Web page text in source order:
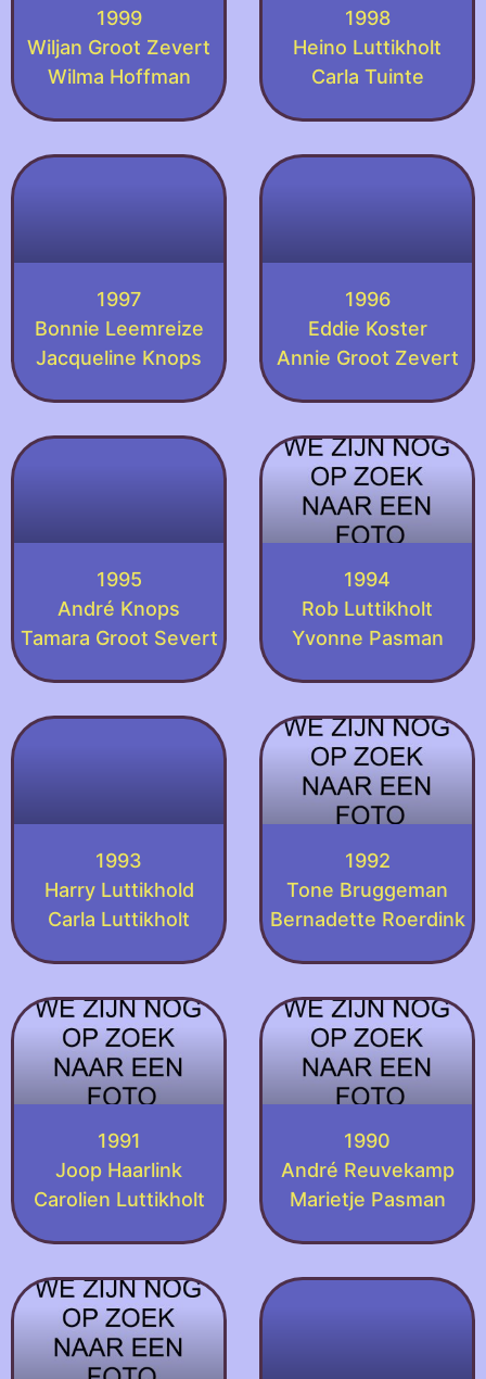
1999
Wiljan Groot Zevert
Wilma Hoffman
1998
Heino Luttikholt
Carla Tuinte
1997
Bonnie Leemreize
Jacqueline Knops
1996
Eddie Koster
Annie Groot Zevert
1995
André Knops
Tamara Groot Severt
1994
Rob Luttikholt
Yvonne Pasman
1993
Harry Luttikhold
Carla Luttikholt
1992
Tone Bruggeman
Bernadette Roerdink
1991
Joop Haarlink
Carolien Luttikholt
1990
André Reuvekamp
Marietje Pasman